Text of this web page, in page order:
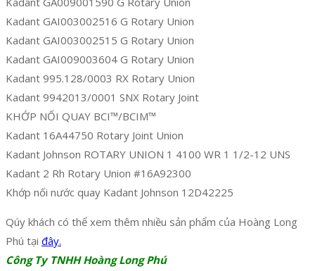
Kadant GAI003002516 G Rotary Union
Kadant GAI003002515 G Rotary Union
Kadant GAI009003604 G Rotary Union
Kadant 995.128/0003 RX Rotary Union
Kadant 9942013/0001 SNX Rotary Joint
KHỚP NỐI QUAY BCI™/BCIM™
Kadant 16A44750 Rotary Joint Union
Kadant Johnson ROTARY UNION 1 4100 WR 1 1/2-12 UNS
Kadant 2 Rh Rotary Union #16A92300
Khớp nối nước quay Kadant Johnson 12D42225
Qúy khách có thể xem thêm nhiều sản phẩm của Hoàng Long
Phú tại đây.
Công Ty TNHH Hoàng Long Phú